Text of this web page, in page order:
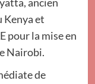
Kenya et
pour la mise en
Nairobi.
de